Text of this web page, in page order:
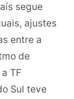
segue
ajustes
entre a
de
TF
Sul teve